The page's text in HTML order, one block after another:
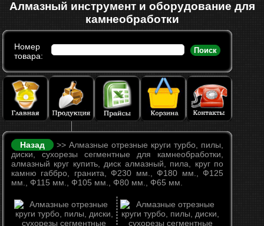
Алмазный инструмент и оборудование для
камнеобработки
Номер
товара:
Поиск
Назад
>> Алмазные отрезные круги турбо, пилы,
диски, сухорезы сегментные для камнеобработки,
алмазный круг купить, диск алмазный, пила, круг по
камню габбро, гранита, Ф230 мм., Ф180 мм., Ф125
мм., Ф115 мм., Ф105 мм., Ф80 мм., Ф65 мм.